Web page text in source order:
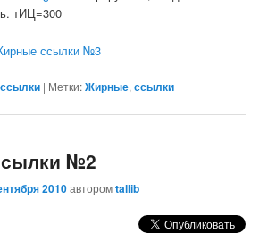
тИЦ=300
ссылки №3
| Метки:Жирные,ссылки
№2
2010авторомtallib